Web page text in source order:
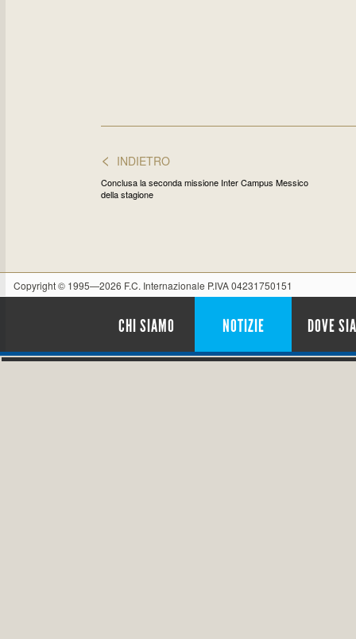
< INDIETRO
Conclusa la seconda missione Inter Campus Messico
della stagione
Copyright © 1995—2026 F.C. Internazionale P.IVA 04231750151
CHI SIAMO NOTIZIE DOVE